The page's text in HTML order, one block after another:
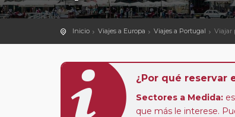
Inicio Viajes a Europa Viajes a Portugal Viajar
¿Por qué reservar
Sectores a Medida:
que más le interese.